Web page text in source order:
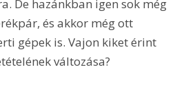
De hazánkban igen sok még
és akkor még ott
gépek is. Vajon kiket érint
változása?